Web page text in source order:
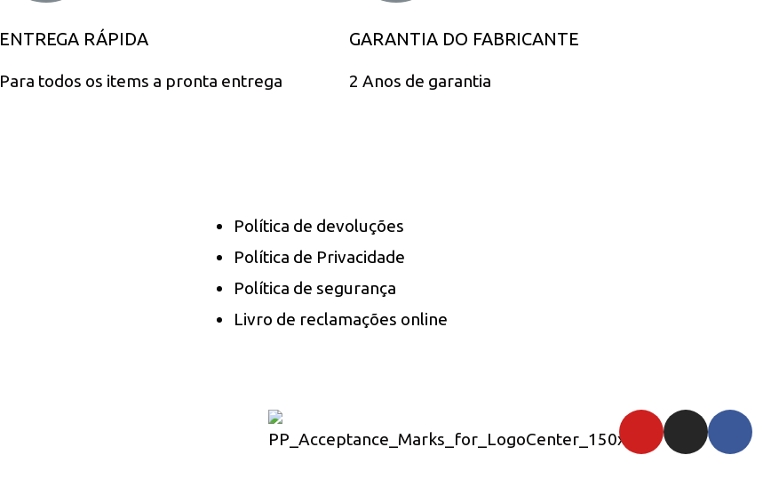
ENTREGA RÁPIDA
Para todos os items a pronta entrega
GARANTIA DO FABRICANTE
2 Anos de garantia
Política de devoluções
Política de Privacidade
Política de segurança
Livro de reclamações online